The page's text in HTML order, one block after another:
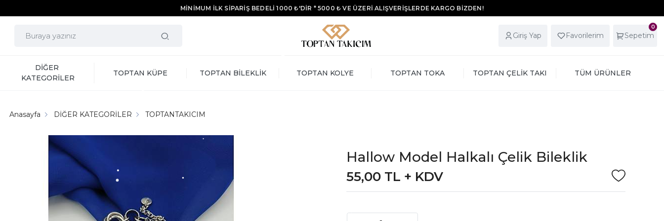
MİNİMUM İLK SİPARİŞ BEDELİ 1000 ₺'DİR * 5000 ₺ VE ÜZERİ ALIŞVERİŞLERDE KARGO BİZDEN!
Giriş Yap Favorilerim
0
Sepetim
DİĞER
KATEGORİLER
TOPTAN KÜPE TOPTAN BİLEKLİK TOPTAN KOLYE TOPTAN TOKA TOPTAN ÇELİK TAKI TÜM ÜRÜNLER
Anasayfa DİĞER KATEGORİLER TOPTANTAKICIM
Hallow Model Halkalı Çelik Bileklik
55,00 TL + KDV